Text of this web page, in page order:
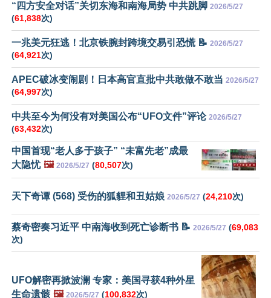
“四方安全对话”关切东海和南海局势 中共跳脚 2026/5/27
(61,838次)
一兆美元狂逃！北京铁腕封跨境交易引恐慌 📝 2026/5/27
(64,921次)
APEC破冰变闹剧！日本高官直批中共敢做不敢当 2026/5/27
(64,997次)
中共至今为何没有对美国公布“UFO文件”评论 2026/5/27
(63,432次)
中国首现“老人多于孩子” “未富先老”成最
大隐忧 🖼️ 2026/5/27 (80,507次)
天下奇谭 (568) 受伤的狐貍和丑姑娘 2026/5/27 (24,210次)
蔡奇密奏习近平 中南海收到死亡诊断书 📝 2026/5/27 (69,083
次)
UFO解密再掀波澜 专家：美国寻获4种外星
生命遗骸 🖼️ 2026/5/27 (100,832次)